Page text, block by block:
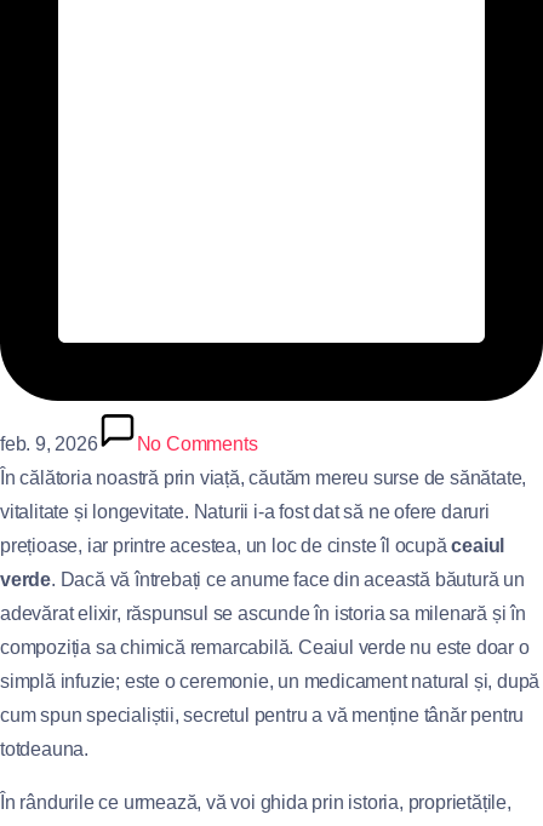
feb. 9, 2026
No Comments
În călătoria noastră prin viață, căutăm mereu surse de sănătate,
vitalitate și longevitate. Naturii i-a fost dat să ne ofere daruri
prețioase, iar printre acestea, un loc de cinste îl ocupăceaiul
verde. Dacă vă întrebați ce anume face din această băutură un
adevărat elixir, răspunsul se ascunde în istoria sa milenară și în
compoziția sa chimică remarcabilă. Ceaiul verde nu este doar o
simplă infuzie; este o ceremonie, un medicament natural și, după
cum spun specialiștii, secretul pentru a vă menține tânăr pentru
totdeauna.
În rândurile ce urmează, vă voi ghida prin istoria, proprietățile,